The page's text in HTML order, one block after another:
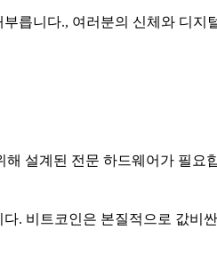
릅니다., 여러분의 신체와 디지
설계된 전문 하드웨어가 필요
. 비트코인은 본질적으로 값비